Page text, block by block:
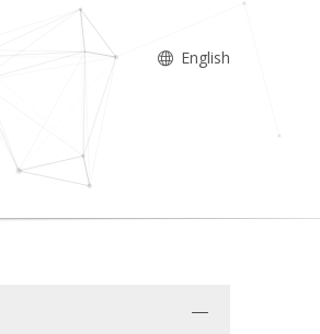
English